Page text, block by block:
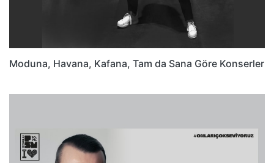
Moduna, Havana, Kafana, Tam da Sana Göre Konserler